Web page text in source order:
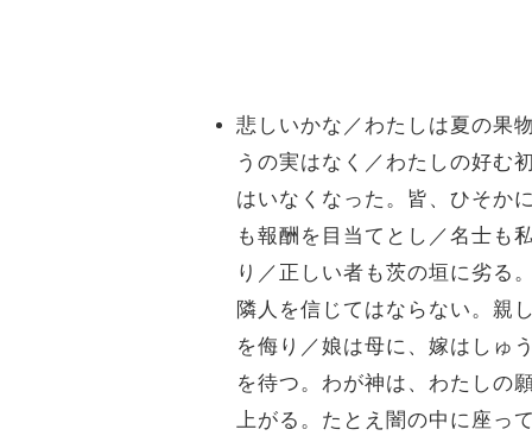
悲しいかな／わたしは夏の果
うの実はなく／わたしの好む
はいなくなった。皆、ひそか
も報酬を目当てとし／名士も
り／正しい者も茨の垣に劣る
隣人を信じてはならない。親
を侮り／娘は母に、嫁はしゅ
を待つ。わが神は、わたしの
上がる。たとえ闇の中に座っ